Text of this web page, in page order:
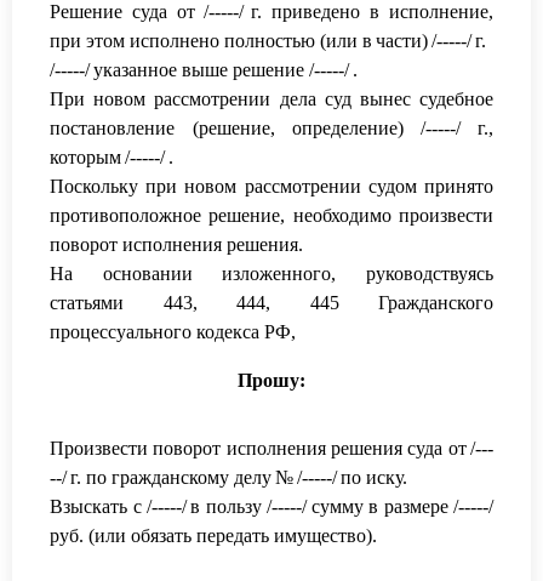
Решение суда от /-----/ г. приведено в исполнение,
при этом исполнено полностью (или в части)/-----/г.
/-----/указанное выше решение /-----/ .
При новом рассмотрении дела суд вынес судебное
постановление (решение,
определение) /-----/
г.,
которым/-----/ .
Поскольку при новом рассмотрении судом принято
противоположное решение, необходимо произвести
поворот исполнения решения.
На основании изложенного, руководствуясь
статьями 443, 444, 445 Гражданского
процессуального кодекса РФ,
Прошу:
Произвести поворот исполнения решения суда от/---
--/г. по гражданскому делу№/-----/по иску.
Взыскать с /-----/ в пользу /-----/ сумму в размере /-----/
руб. (или обязать передать имущество).